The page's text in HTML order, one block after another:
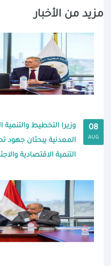
مزيد من الأخبار
08
AUG
وزيرا التخطيط والتنمية
المعدنية يبحثان
التنمية الاقتصادية